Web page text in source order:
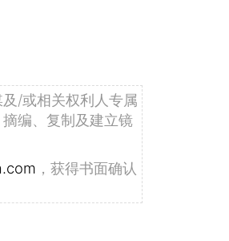
/或相关权利人专属
编、复制及建立镜
，获得书面确认